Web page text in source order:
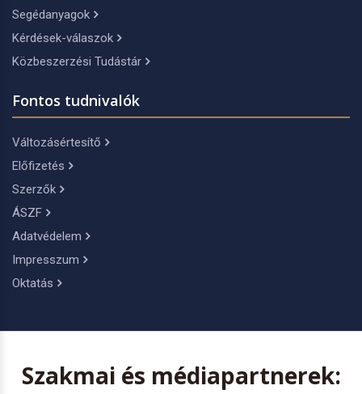
Segédanyagok
Kérdések-válaszok
Közbeszerzési Tudástár
Fontos tudnivalók
Változásértesítő
Előfizetés
Szerzők
ÁSZF
Adatvédelem
Impresszum
Oktatás
Szakmai és médiapartnerek: